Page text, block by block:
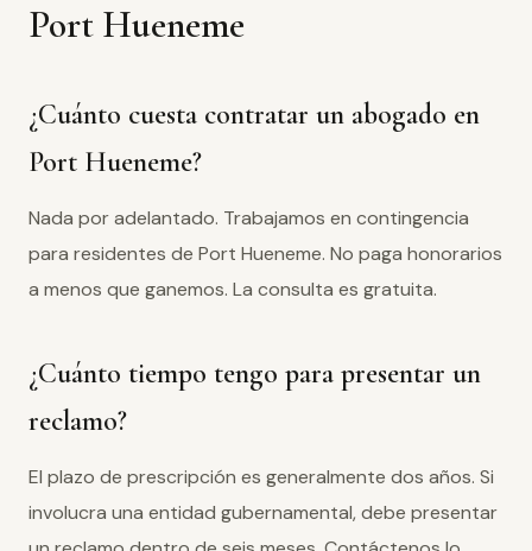
Port Hueneme
¿Cuánto cuesta contratar un abogado en
Port Hueneme?
Nada por adelantado. Trabajamos en contingencia
para residentes de Port Hueneme. No paga honorarios
a menos que ganemos. La consulta es gratuita.
¿Cuánto tiempo tengo para presentar un
reclamo?
El plazo de prescripción es generalmente dos años. Si
involucra una entidad gubernamental, debe presentar